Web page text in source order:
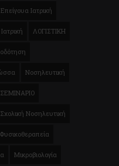
Επείγουα Ιατρική
Ιατρική ΛΟΓΙΣΤΙΚΗ
Νοσηλευτική
ΣΕΜΙΝΑΡΙΟ
Σχολική Νοσηλευτική
Φυσικοθεραπεία
Μικροβιολογία